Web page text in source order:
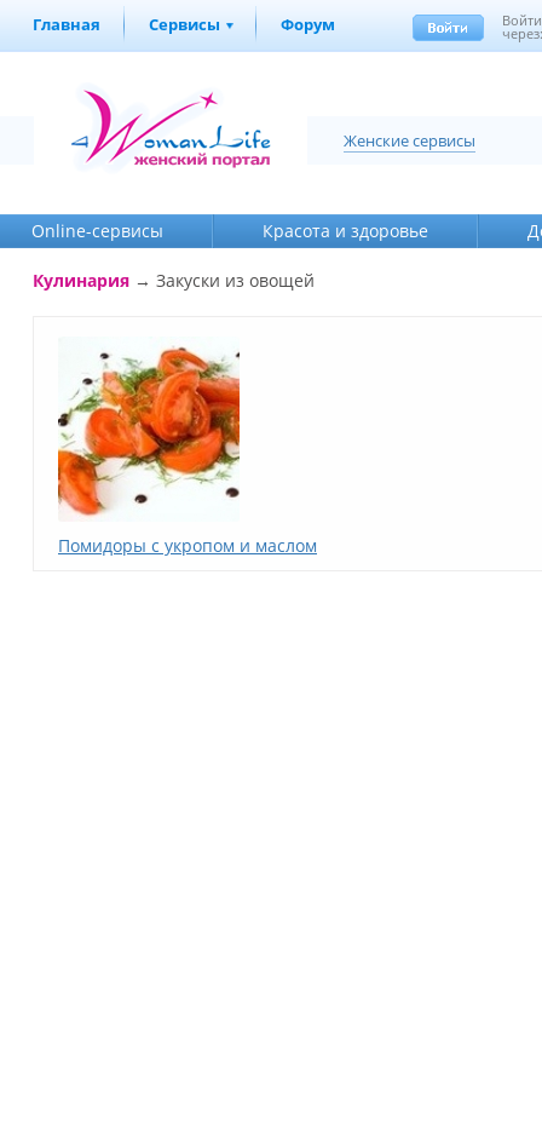
Главная Сервисы Форум Войти
Женские сервисы
Online-cервисы Красота и здоровье
Кулинария → Закуски из овощей
Помидоры с укропом и маслом